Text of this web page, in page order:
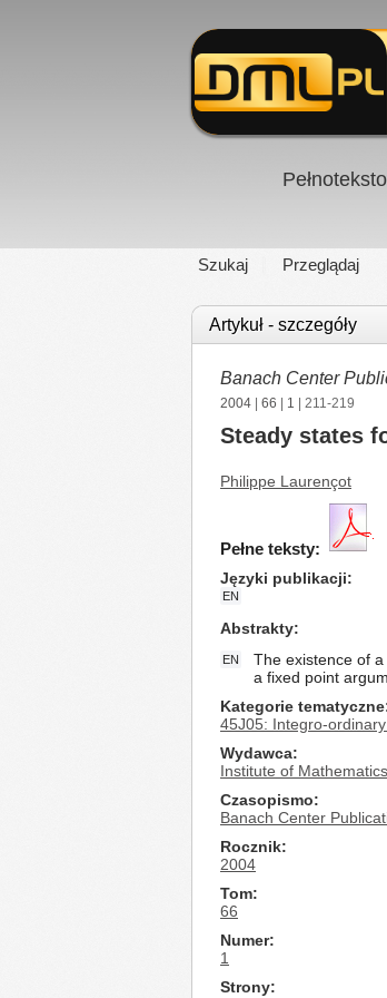
Szukaj Przeglądaj
Artykuł - szczegóły
Banach Center
2004 66 1 | 211-219
Steady states
Philippe Laurençot
Pełne teksty:
Języki publikacji
EN
Abstrakty
EN
The existence of
a fixed point
Kategorie tematyczne
45J05: Integro-
Wydawca
Institute of
Czasopismo
Banach Center
Rocznik
2004
Tom
66
Numer
1
Strony